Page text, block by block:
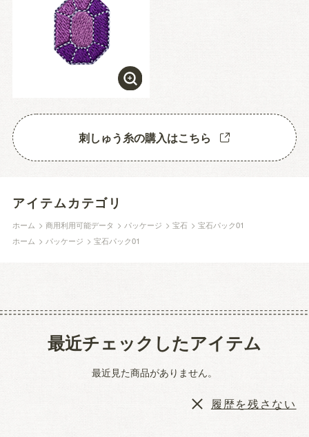
刺しゅう糸の購入はこちら
アイテムカテゴリ
ホーム >商用利用可能データ >パッケージ >宝石 >宝石パック01
ホーム > パッケージ >宝石パック01
最近チェックしたアイテム
最近見た商品がありません。
履歴を残さない